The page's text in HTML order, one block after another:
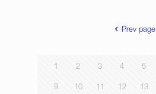
Prev page
1 2 3 4 5
9 10 11 12 13